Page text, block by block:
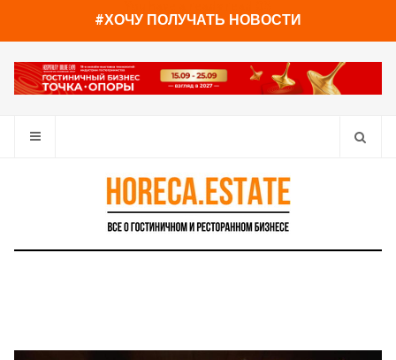
#ХОЧУ ПОЛУЧАТЬ НОВОСТИ